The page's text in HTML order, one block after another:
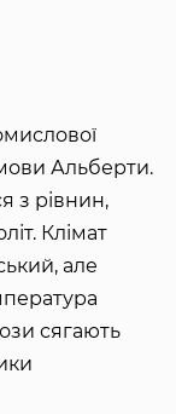
Альберти.
з рівнин,
Клімат
але
сягають